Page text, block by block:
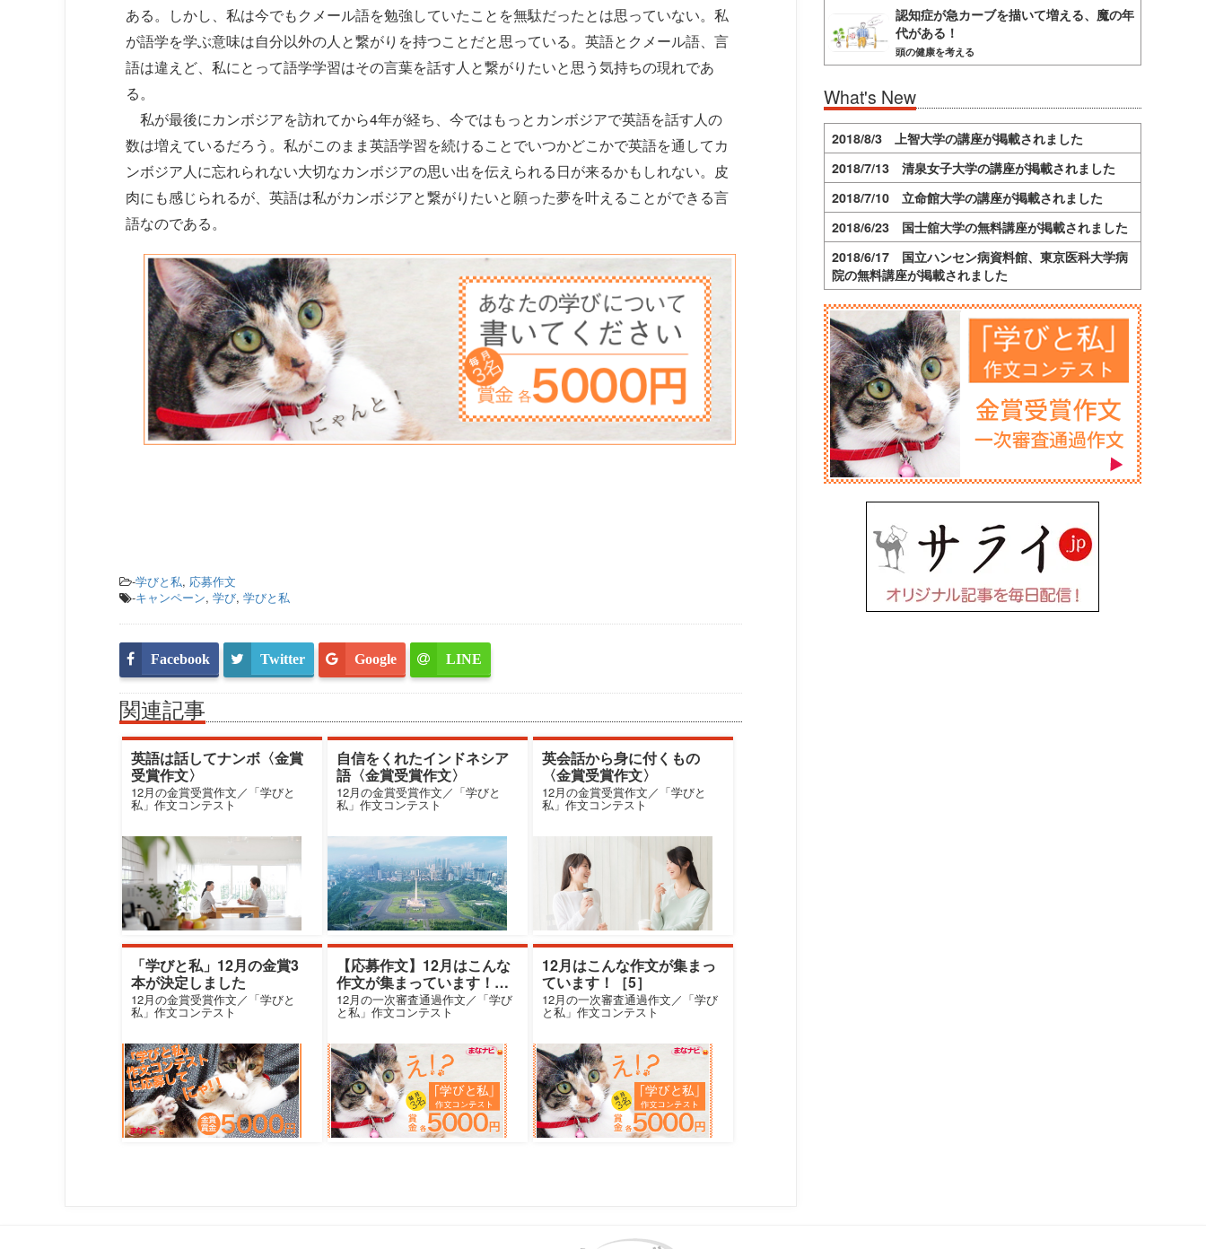
ある。しかし、私は今でもクメール語を勉強していたことを無駄だったとは思っていない。私
が語学を学ぶ意味は自分以外の人と繋がりを持つことだと思っている。英語とクメール語、言
語は違えど、私にとって語学学習はその言葉を話す人と繋がりたいと思う気持ちの現れであ
る。
私が最後にカンボジアを訪れてから4年が経ち、今ではもっとカンボジアで英語を話す人の
数は増えているだろう。私がこのまま英語学習を続けることでいつかどこかで英語を通してカ
ンボジア人に忘れられない大切なカンボジアの思い出を伝えられる日が来るかもしれない。皮
肉にも感じられるが、英語は私がカンボジアと繋がりたいと願った夢を叶えることができる言
語なのである。
-学びと私, 応募作文
-キャンペーン, 学び, 学びと私
Facebook Twitter Google LINE
関連記事
英語は話してナンボ〈金賞
受賞作文〉
12月の金賞受賞作文／「学びと
私」作文コンテスト
自信をくれたインドネシア
語〈金賞受賞作文〉
12月の金賞受賞作文／「学びと
私」作文コンテスト
英会話から身に付くもの
〈金賞受賞作文〉
12月の金賞受賞作文／「学びと
私」作文コンテスト
「学びと私」12月の金賞3
本が決定しました
12月の金賞受賞作文／「学びと
私」作文コンテスト
【応募作文】12月はこんな
作文が集まっています！
［6］
12月の一次審査通過作文／「学び
と私」作文コンテスト
12月はこんな作文が集まっ
ています！［5］
12月の一次審査通過作文／「学び
と私」作文コンテスト
認知症が急カーブを描いて増える、魔の年
代がある！
頭の健康を考える
What's New
2018/8/3 上智大学の講座が掲載されました
2018/7/13 清泉女子大学の講座が掲載されました
2018/7/10 立命館大学の講座が掲載されました
2018/6/23 国士舘大学の無料講座が掲載されました
2018/6/17 国立ハンセン病資料館、東京医科大学病
院の無料講座が掲載されました